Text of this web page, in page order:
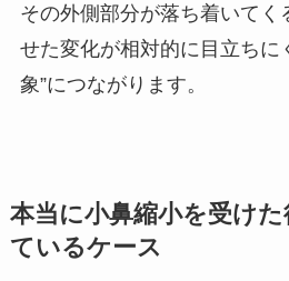
その外側部分が落ち着いてく
せた変化が相対的に目立ちに
象”につながります。
本当に小鼻縮小を受け
ているケース